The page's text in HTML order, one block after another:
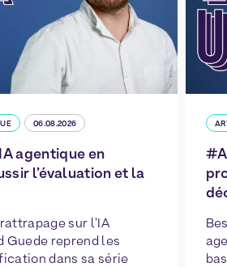
06.08.2026
agentique en
l’évaluation et la
sur l'IA
Guede reprend les
dans sa série